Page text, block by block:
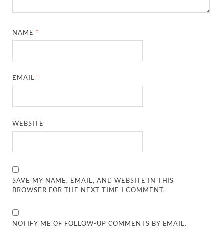
NAME *
EMAIL *
WEBSITE
SAVE MY NAME, EMAIL, AND WEBSITE IN THIS
BROWSER FOR THE NEXT TIME I COMMENT.
NOTIFY ME OF FOLLOW-UP COMMENTS BY EMAIL.